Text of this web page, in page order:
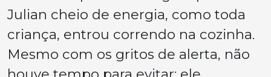
Julian cheio de energia, como toda
criança, entrou correndo na cozinha.
Mesmo com os gritos de alerta, não